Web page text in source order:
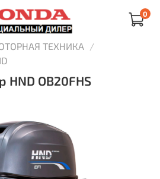
0
ТЕХНИКА
OB20FHS